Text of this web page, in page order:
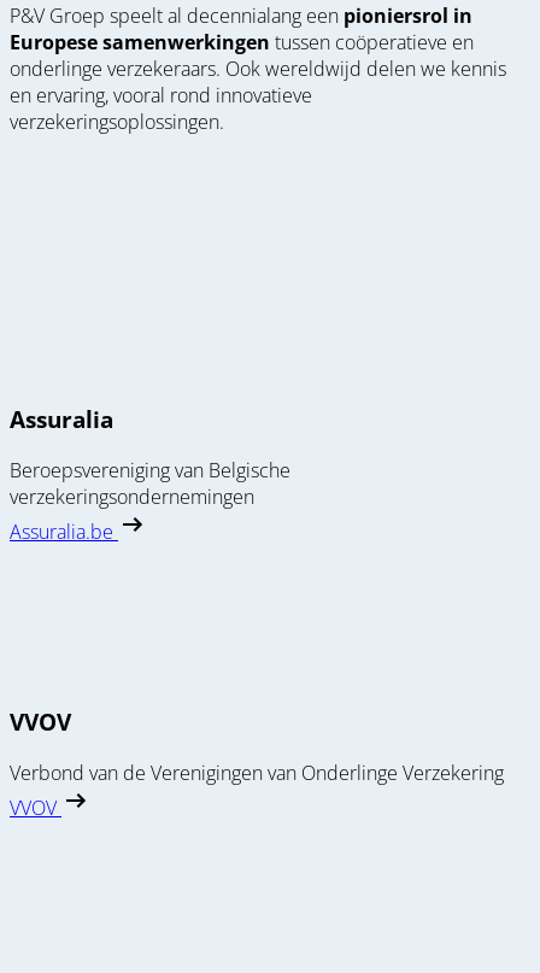
P&V Groep speelt al decennialang een pioniersrol in
Europese samenwerkingen tussen coöperatieve en
onderlinge verzekeraars. Ook wereldwijd delen we kennis
en ervaring, vooral rond innovatieve
verzekeringsoplossingen.
Assuralia
Beroepsvereniging van Belgische
verzekeringsondernemingen
Assuralia.be
VVOV
Verbond van de Verenigingen van Onderlinge Verzekering
VVOV